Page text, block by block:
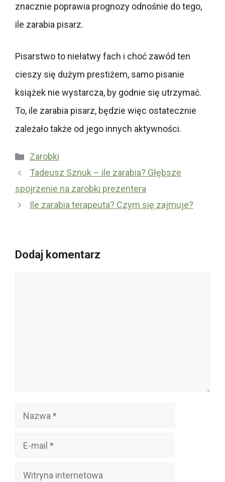
znacznie poprawia prognozy odnośnie do tego,
ile zarabia pisarz.
Pisarstwo to niełatwy fach i choć zawód ten
cieszy się dużym prestiżem, samo pisanie
książek nie wystarcza, by godnie się utrzymać.
To, ile zarabia pisarz, będzie więc ostatecznie
zależało także od jego innych aktywności.
Kategorie
Zarobki
Tadeusz Sznuk – ile zarabia? Głębsze
spojrzenie na zarobki prezentera
Ile zarabia terapeuta? Czym się zajmuje?
Dodaj komentarz
Nazwa
Witryna